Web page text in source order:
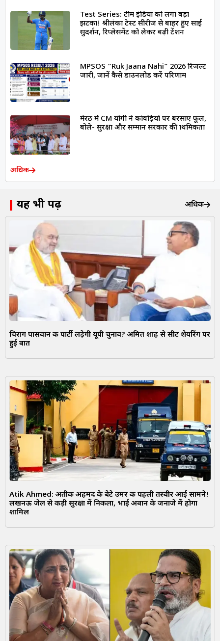
Test Series: टीम इंडिया को लगा बड़ा
झटका! श्रीलंका टेस्ट सीरीज से बाहर हुए साई
सुदर्शन, रिप्लेसमेंट को लेकर बढ़ी टेंशन
MPSOS “Ruk Jaana Nahi” 2026 रिजल्ट
जारी, जानें कैसे डाउनलोड करें परिणाम
मेरठ में CM योगी ने कांवड़ियों पर बरसाए फूल,
बोले- सुरक्षा और सम्मान सरकार की प्राथमिकता
अधिक
यह भी पढ़ें अधिक
चिराग पासवान की पार्टी लड़ेगी यूपी चुनाव? अमित शाह से सीट शेयरिंग पर
हुई बात
Atik Ahmed: अतीक अहमद के बेटे उमर की पहली तस्वीर आई सामने!
लखनऊ जेल से कड़ी सुरक्षा में निकला, भाई अबान के जनाजे में होगा
शामिल